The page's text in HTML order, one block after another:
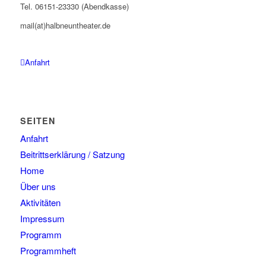
Tel. 06151-23330 (Abendkasse)
mail(at)halbneuntheater.de
Anfahrt
SEITEN
Anfahrt
Beitrittserklärung / Satzung
Home
Über uns
Aktivitäten
Impressum
Programm
Programmheft